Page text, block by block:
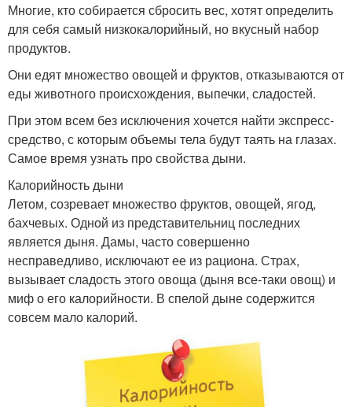
Многие, кто собирается сбросить вес, хотят определить
для себя самый низкокалорийный, но вкусный набор
продуктов.
Они едят множество овощей и фруктов, отказываются от
еды животного происхождения, выпечки, сладостей.
При этом всем без исключения хочется найти экспресс-
средство, с которым объемы тела будут таять на глазах.
Самое время узнать про свойства дыни.
Калорийность дыни
Летом, созревает множество фруктов, овощей, ягод,
бахчевых. Одной из представительниц последних
является дыня. Дамы, часто совершенно
несправедливо, исключают ее из рациона. Страх,
вызывает сладость этого овоща (дыня все-таки овощ) и
миф о его калорийности. В спелой дыне содержится
совсем мало калорий.